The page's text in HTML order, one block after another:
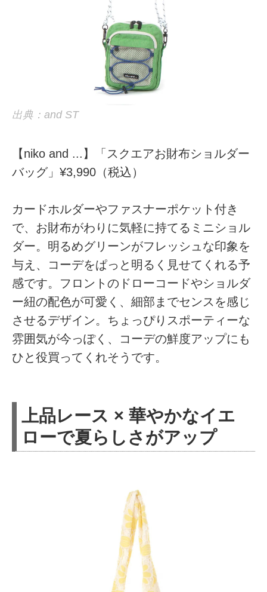
出典：and ST
【niko and ...】「スクエアお財布ショルダー
バッグ」¥3,990（税込）
カードホルダーやファスナーポケット付き
で、お財布がわりに気軽に持てるミニショル
ダー。明るめグリーンがフレッシュな印象を
与え、コーデをぱっと明るく見せてくれる予
感です。フロントのドローコードやショルダ
ー紐の配色が可愛く、細部までセンスを感じ
させるデザイン。ちょっぴりスポーティーな
雰囲気が今っぽく、コーデの鮮度アップにも
ひと役買ってくれそうです。
上品レース × 華やかなイエ
ローで夏らしさがアップ